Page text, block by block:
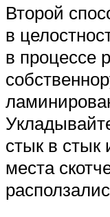
Второй
в
в процессе
стык в стык
места